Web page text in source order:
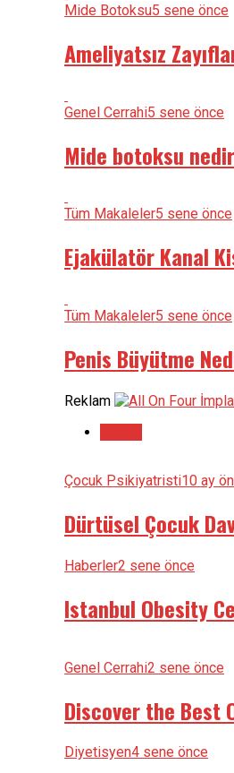
Mide Botoksu5 sene önce
Ameliyatsız
Genel Cerrahi5 sene önce
Mide botoksu
Tüm Makaleler5 sene önce
Ejakülatör Kanal
Tüm Makaleler5 sene önce
Penis Büyütme
Reklam
Çocuk Psikiyatristi10 ay
Dürtüsel Çocuk
Haberler2 sene önce
Istanbul Obesity
Genel Cerrahi2 sene önce
Discover the Best
Diyetisyen4 sene önce